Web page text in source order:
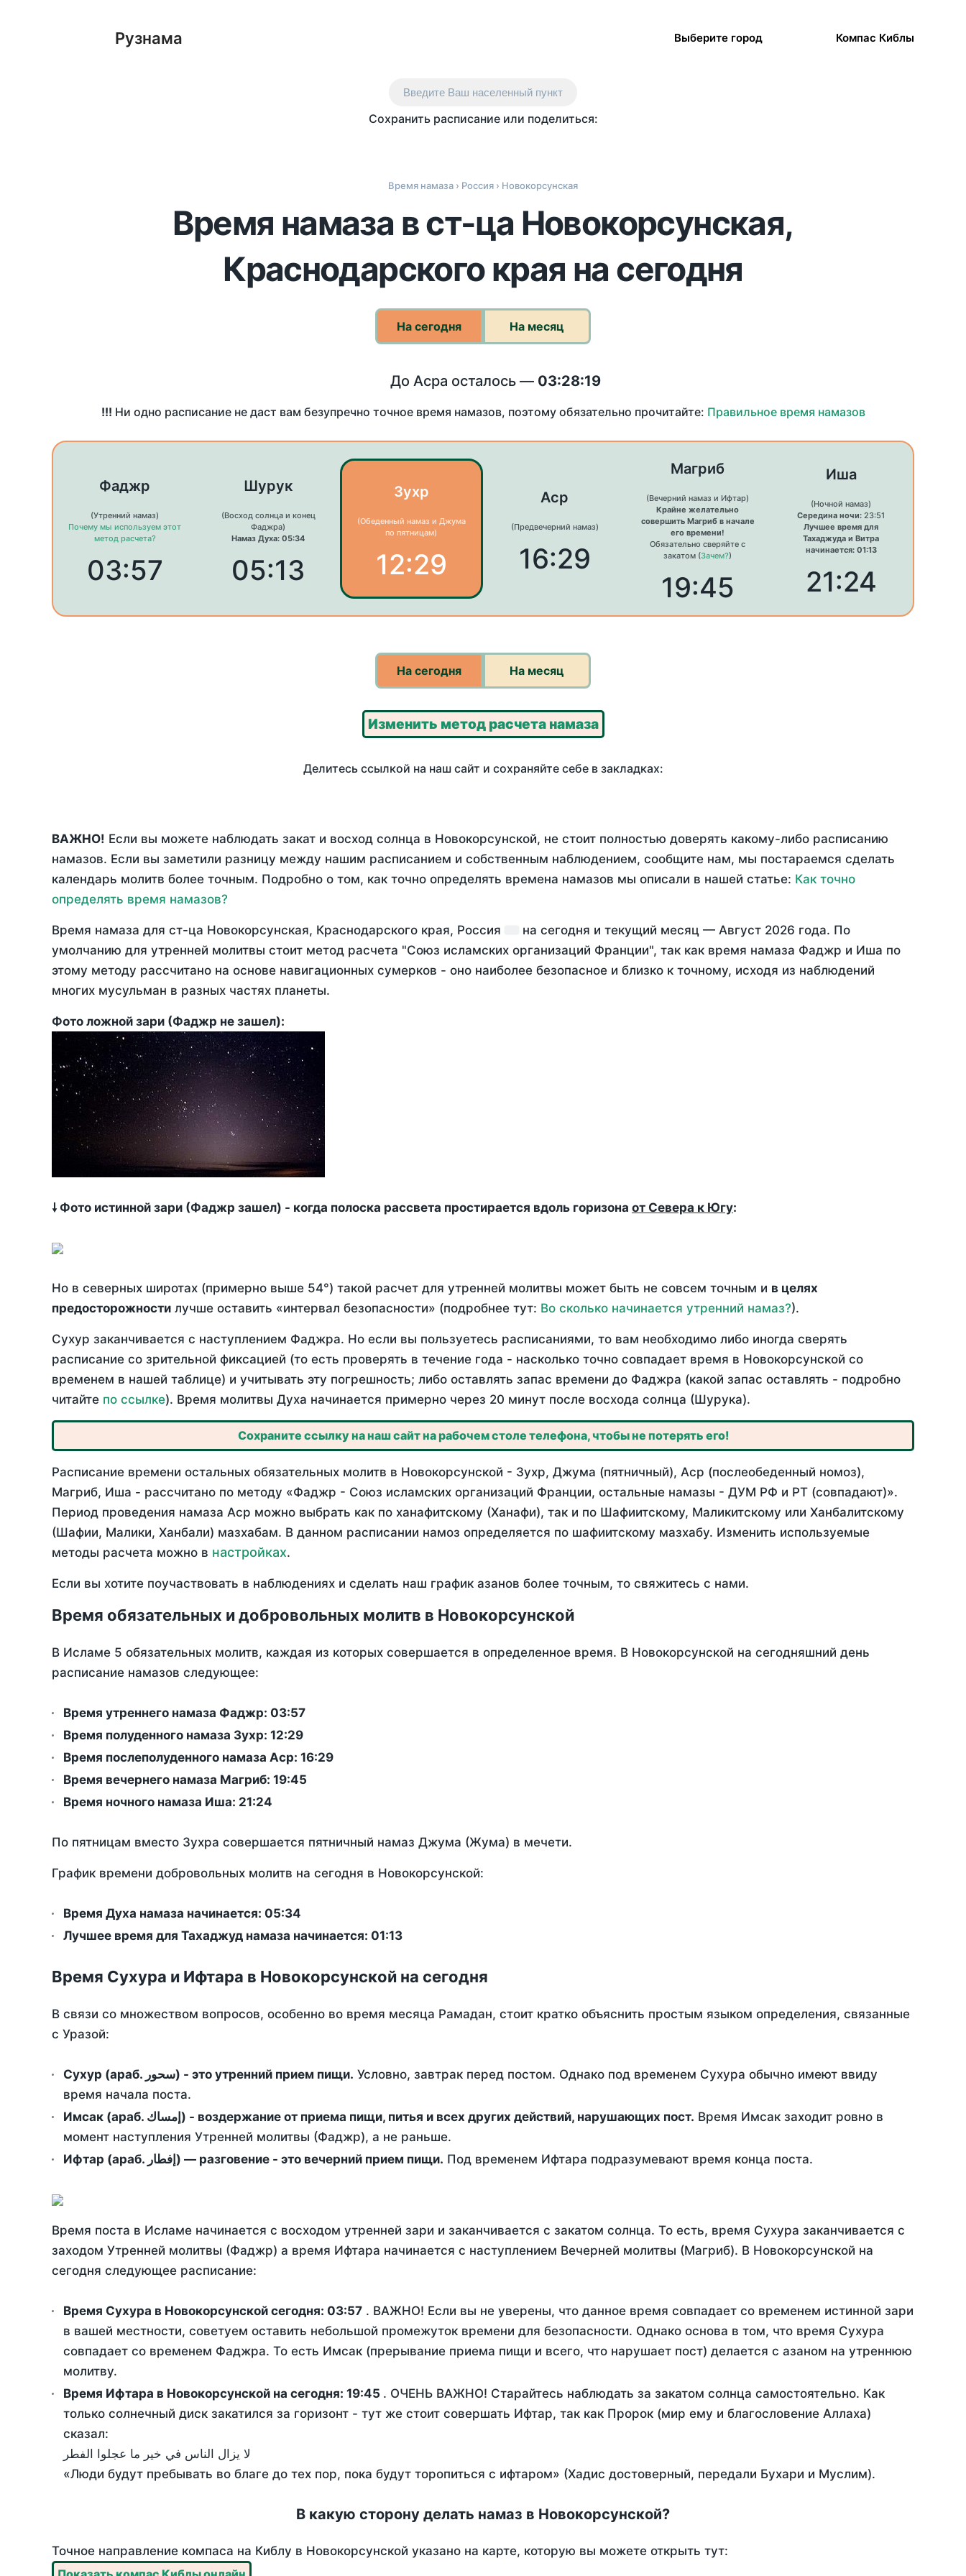
Рузнама Выберите город Компас Киблы
Введите Ваш населенный пункт
Сохранить расписание или поделиться:
Время намаза › Россия › Новокорсунская
Время намаза в ст-ца Новокорсунская,
Краснодарского края на сегодня
На сегодня На месяц
До Асра осталось — 03:28:19
!!! Ни одно расписание не даст вам безупречно точное время намазов, поэтому обязательно прочитайте: Правильное время намазов
Фаджр
(Утренний намаз)
Почему мы используем этот
метод расчета?
03:57
Шурук
(Восход солнца и конец
Фаджра)
Намаз Духа: 05:34
05:13
Зухр
(Обеденный намаз и Джума
по пятницам)
12:29
Аср
(Предвечерний намаз)
16:29
Магриб
(Вечерний намаз и Ифтар)
Крайне желательно
совершить Магриб в начале
его времени!
Обязательно сверяйте с
закатом (Зачем?)
19:45
Иша
(Ночной намаз)
Середина ночи: 23:51
Лучшее время для
Тахаджуда и Витра
начинается: 01:13
21:24
На сегодня На месяц
Изменить метод расчета намаза
Делитесь ссылкой на наш сайт и сохраняйте себе в закладках:
ВАЖНО! Если вы можете наблюдать закат и восход солнца в Новокорсунской, не стоит полностью доверять какому-либо расписанию
намазов. Если вы заметили разницу между нашим расписанием и собственным наблюдением, сообщите нам, мы постараемся сделать
календарь молитв более точным. Подробно о том, как точно определять времена намазов мы описали в нашей статье: Как точно
определять время намазов?
Время намаза для ст-ца Новокорсунская, Краснодарского края, Россия на сегодня и текущий месяц — Август 2026 года. По
умолчанию для утренней молитвы стоит метод расчета "Союз исламских организаций Франции", так как время намаза Фаджр и Иша по
этому методу рассчитано на основе навигационных сумерков - оно наиболее безопасное и близко к точному, исходя из наблюдений
многих мусульман в разных частях планеты.
Фото ложной зари (Фаджр не зашел):
🠗 Фото истинной зари (Фаджр зашел) - когда полоска рассвета простирается вдоль горизона от Севера к Югу:
Но в северных широтах (примерно выше 54°) такой расчет для утренней молитвы может быть не совсем точным и в целях
предосторожности лучше оставить «интервал безопасности» (подробнее тут: Во сколько начинается утренний намаз?).
Сухур заканчивается с наступлением Фаджра. Но если вы пользуетесь расписаниями, то вам необходимо либо иногда сверять
расписание со зрительной фиксацией (то есть проверять в течение года - насколько точно совпадает время в Новокорсунской со
временем в нашей таблице) и учитывать эту погрешность; либо оставлять запас времени до Фаджра (какой запас оставлять - подробно
читайте по ссылке). Время молитвы Духа начинается примерно через 20 минут после восхода солнца (Шурука).
Сохраните ссылку на наш сайт на рабочем столе телефона, чтобы не потерять его!
Расписание времени остальных обязательных молитв в Новокорсунской - Зухр, Джума (пятничный), Аср (послеобеденный номоз),
Магриб, Иша - рассчитано по методу «Фаджр - Союз исламских организаций Франции, остальные намазы - ДУМ РФ и РТ (совпадают)».
Период проведения намаза Аср можно выбрать как по ханафитскому (Ханафи), так и по Шафиитскому, Маликитскому или Ханбалитскому
(Шафии, Малики, Ханбали) мазхабам. В данном расписании намоз определяется по шафиитскому мазхабу. Изменить используемые
методы расчета можно в настройках.
Если вы хотите поучаствовать в наблюдениях и сделать наш график азанов более точным, то свяжитесь с нами.
Время обязательных и добровольных молитв в Новокорсунской
В Исламе 5 обязательных молитв, каждая из которых совершается в определенное время. В Новокорсунской на сегодняшний день
расписание намазов следующее:
Время утреннего намаза Фаджр: 03:57
Время полуденного намаза Зухр: 12:29
Время послеполуденного намаза Аср: 16:29
Время вечернего намаза Магриб: 19:45
Время ночного намаза Иша: 21:24
По пятницам вместо Зухра совершается пятничный намаз Джума (Жума) в мечети.
График времени добровольных молитв на сегодня в Новокорсунской:
Время Духа намаза начинается: 05:34
Лучшее время для Тахаджуд намаза начинается: 01:13
Время Сухура и Ифтара в Новокорсунской на сегодня
В связи со множеством вопросов, особенно во время месяца Рамадан, стоит кратко объяснить простым языком определения, связанные
с Уразой:
Сухур (араб. سحور) - это утренний прием пищи. Условно, завтрак перед постом. Однако под временем Сухура обычно имеют ввиду
время начала поста.
Имсак (араб. إمساك) - воздержание от приема пищи, питья и всех других действий, нарушающих пост. Время Имсак заходит ровно в
момент наступления Утренней молитвы (Фаджр), а не раньше.
Ифтар (араб. إفطار) — разговение - это вечерний прием пищи. Под временем Ифтара подразумевают время конца поста.
Время поста в Исламе начинается с восходом утренней зари и заканчивается с закатом солнца. То есть, время Сухура заканчивается с
заходом Утренней молитвы (Фаджр) а время Ифтара начинается с наступлением Вечерней молитвы (Магриб). В Новокорсунской на
сегодня следующее расписание:
Время Сухура в Новокорсунской сегодня: 03:57 . ВАЖНО! Если вы не уверены, что данное время совпадает со временем истинной зари
в вашей местности, советуем оставить небольшой промежуток времени для безопасности. Однако основа в том, что время Сухура
совпадает со временем Фаджра. То есть Имсак (прерывание приема пищи и всего, что нарушает пост) делается с азаном на утреннюю
молитву.
Время Ифтара в Новокорсунской на сегодня: 19:45 . ОЧЕНЬ ВАЖНО! Старайтесь наблюдать за закатом солнца самостоятельно. Как
только солнечный диск закатился за горизонт - тут же стоит совершать Ифтар, так как Пророк (мир ему и благословение Аллаха)
сказал:
لا يزال الناس في خير ما عجلوا الفطر
«Люди будут пребывать во благе до тех пор, пока будут торопиться с ифтаром» (Хадис достоверный, передали Бухари и Муслим).
В какую сторону делать намаз в Новокорсунской?
Точное направление компаса на Киблу в Новокорсунской указано на карте, которую вы можете открыть тут: